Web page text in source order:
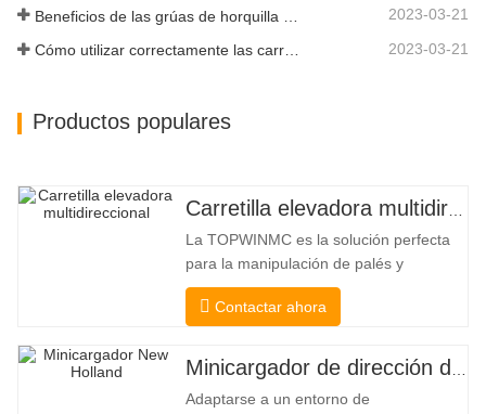
2023-03-21
2023-03-21
Productos populares
La TOPWINMC es la solución perfecta
para la manipulación de palés y
mercancías largas. Una auténtica
carretilla elevadora dos en uno que
elevadora y una de carga lateral. Su
silencioso y ecológico motor eléctrico y
la innovadora dirección HX de 360°
Contactar ahora
Adaptarse a un entorno de